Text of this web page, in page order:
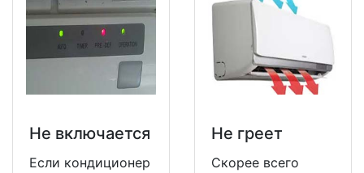
Не включается
Если кондиционер
Не греет
Скорее всего